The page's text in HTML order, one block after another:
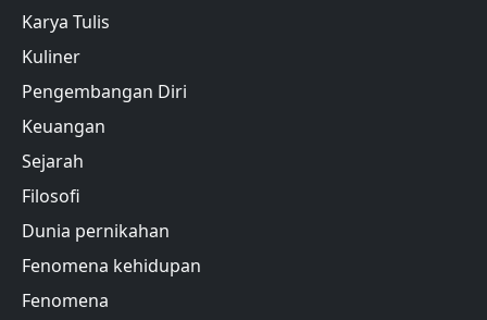
Karya Tulis
Kuliner
Pengembangan Diri
Keuangan
Sejarah
Filosofi
Dunia pernikahan
Fenomena kehidupan
Fenomena